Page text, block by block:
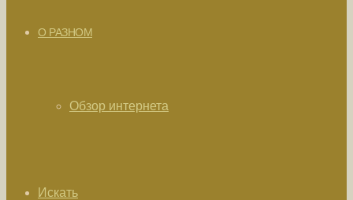
О РАЗНОМ
Обзор интернета
Искать